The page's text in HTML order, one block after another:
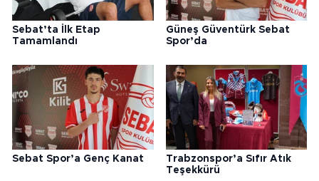
Sebat’ta İlk Etap
Tamamlandı
Güneş Güventürk Sebat
Spor’da
Sebat Spor’a Genç Kanat
Trabzonspor’a Sıfır Atık
Teşekkürü